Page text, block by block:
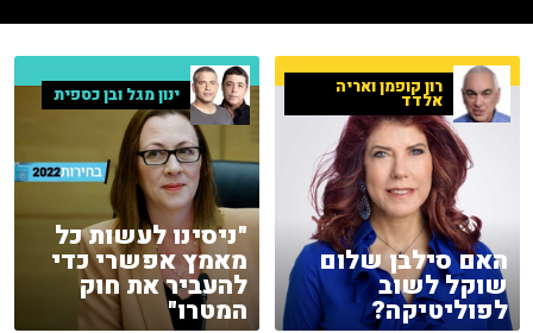
רון קופמן ואריה
אלדד
האם סילבן שלום
שוקל לשוב
לפוליטיקה?
ינון מגל ובן כספית
"ניסינו לעשות כל
מאמץ אפשרי כדי
להעביר את חוק
המטרו"